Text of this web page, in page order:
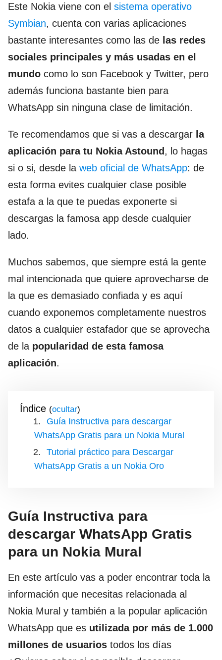
Este Nokia viene con el sistema operativo
Symbian, cuenta con varias aplicaciones
bastante interesantes como las de las redes
sociales principales y más usadas en el
mundo como lo son Facebook y Twitter, pero
además funciona bastante bien para
WhatsApp sin ninguna clase de limitación.
Te recomendamos que si vas a descargar la
aplicación para tu Nokia Astound, lo hagas
si o si, desde la web oficial de WhatsApp: de
esta forma evites cualquier clase posible
estafa a la que te puedas exponerte si
descargas la famosa app desde cualquier
lado.
Muchos sabemos, que siempre está la gente
mal intencionada que quiere aprovecharse de
la que es demasiado confiada y es aquí
cuando exponemos completamente nuestros
datos a cualquier estafador que se aprovecha
de la popularidad de esta famosa
aplicación.
Índice ( )
Guía Instructiva para descargar
WhatsApp Gratis para un Nokia Mural
Tutorial práctico para Descargar
WhatsApp Gratis a un Nokia Oro
Guía Instructiva para
descargar WhatsApp Gratis
para un Nokia Mural
En este artículo vas a poder encontrar toda la
información que necesitas relacionada al
Nokia Mural y también a la popular aplicación
WhatsApp que es utilizada por más de 1.000
millones de usuarios todos los días